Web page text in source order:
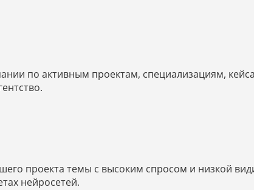
по активным проектам, специализациям,
проекта темы с высоким спросом и низкой
нейросетей.